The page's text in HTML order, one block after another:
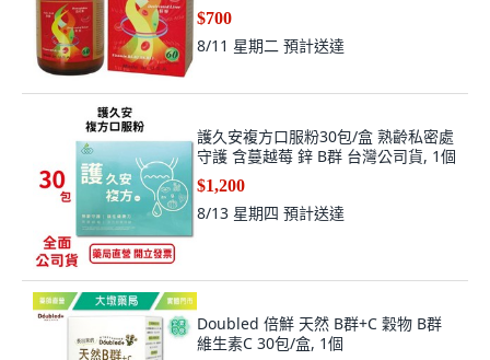
$700
8/11 星期二 預計送達
護久安複方口服粉30包/盒 熟齡私密處
守護 含蔓越莓 鋅 B群 台灣公司貨, 1個
$1,200
8/13 星期四 預計送達
Doubled 倍鮮 天然 B群+C 穀物 B群
維生素C 30包/盒, 1個